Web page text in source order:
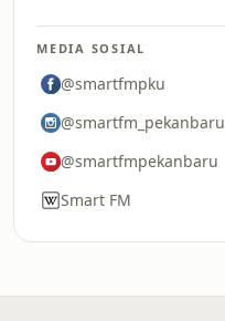
MEDIA SOSIAL
@smartfmpku
@smartfm_pekanbaru
@smartfmpekanbaru
Smart FM